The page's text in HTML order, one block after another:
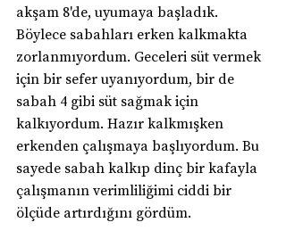
akşam 8'de, uyumaya başladık.
Böylece sabahları erken kalkmakta
zorlanmıyordum. Geceleri süt vermek
için bir sefer uyanıyordum, bir de
sabah 4 gibi süt sağmak için
kalkıyordum. Hazır kalkmışken
erkenden çalışmaya başlıyordum. Bu
sayede sabah kalkıp dinç bir kafayla
çalışmanın verimliliğimi ciddi bir
ölçüde artırdığını gördüm.